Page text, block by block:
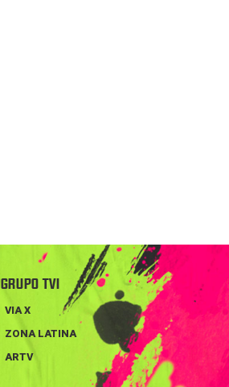
GRUPO TVI
VIA X
ZONA LATINA
ARTV